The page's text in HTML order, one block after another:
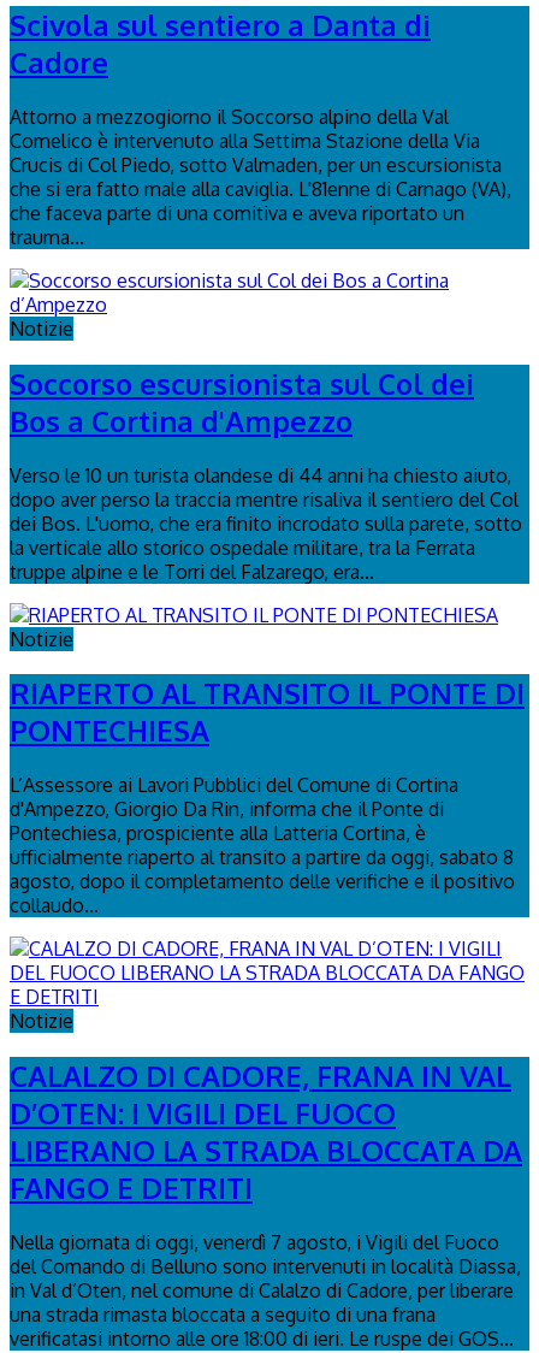
Scivola sul sentiero a Danta di
Cadore
Attorno a mezzogiorno il Soccorso alpino della Val
Comelico è intervenuto alla Settima Stazione della Via
Crucis di Col Piedo, sotto Valmaden, per un escursionista
che si era fatto male alla caviglia. L'81enne di Carnago (VA),
che faceva parte di una comitiva e aveva riportato un
trauma...
Notizie
Soccorso escursionista sul Col dei
Bos a Cortina d'Ampezzo
Verso le 10 un turista olandese di 44 anni ha chiesto aiuto,
dopo aver perso la traccia mentre risaliva il sentiero del Col
dei Bos. L'uomo, che era finito incrodato sulla parete, sotto
la verticale allo storico ospedale militare, tra la Ferrata
truppe alpine e le Torri del Falzarego, era...
Notizie
RIAPERTO AL TRANSITO IL PONTE DI
PONTECHIESA
L’Assessore ai Lavori Pubblici del Comune di Cortina
d'Ampezzo, Giorgio Da Rin, informa che il Ponte di
Pontechiesa, prospiciente alla Latteria Cortina, è
ufficialmente riaperto al transito a partire da oggi, sabato 8
agosto, dopo il completamento delle verifiche e il positivo
collaudo...
Notizie
CALALZO DI CADORE, FRANA IN VAL
D’OTEN: I VIGILI DEL FUOCO
LIBERANO LA STRADA BLOCCATA DA
FANGO E DETRITI
Nella giornata di oggi, venerdì 7 agosto, i Vigili del Fuoco
del Comando di Belluno sono intervenuti in località Diassa,
in Val d’Oten, nel comune di Calalzo di Cadore, per liberare
una strada rimasta bloccata a seguito di una frana
verificatasi intorno alle ore 18:00 di ieri. Le ruspe dei GOS...